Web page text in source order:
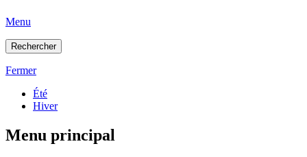
Menu
Rechercher
Fermer
Été
Hiver
Menu principal